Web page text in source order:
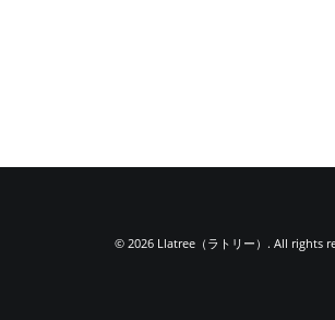
© 2026 Llatree（ラトリー）. All rights